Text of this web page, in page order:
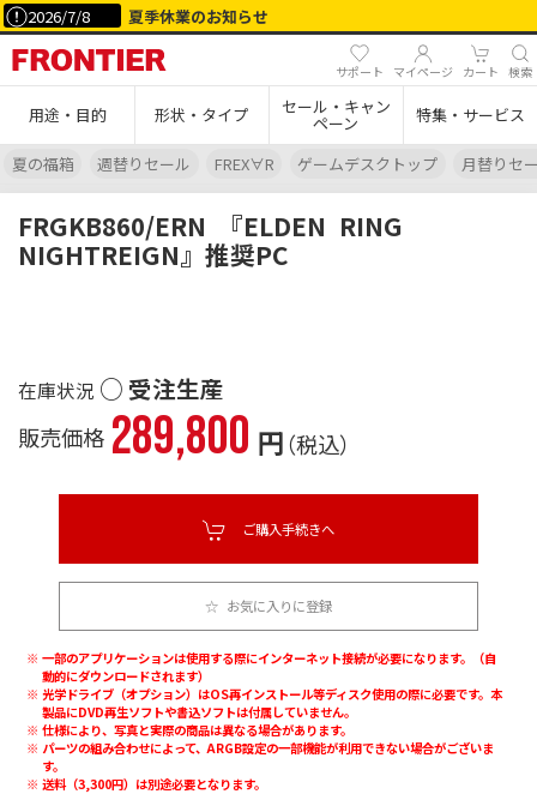
2026/7/8 夏季休業のお知らせ
サポート マイページ カート 検索
用途・目的 形状・タイプ セール・キャン
ペーン 特集・サービス
夏の福箱 週替りセール FREX∀R ゲームデスクトップ 月替りセ
FRGKB860/ERN 『ELDEN RING
NIGHTREIGN』推奨PC
○ 受注生産
販売価格 289,800 円（税込）
ご購入手続きへ
お気に入りに登録
一部のアプリケーションは使用する際にインターネット接続が必要になります。（自
動的にダウンロードされます）
光学ドライブ（オプション）はOS再インストール等ディスク使用の際に必要です。本
製品にDVD再生ソフトや書込ソフトは付属していません。
仕様により、写真と実際の商品は異なる場合があります。
パーツの組み合わせによって、ARGB設定の一部機能が利用できない場合がございま
す。
送料（3,300円）は別途必要となります。